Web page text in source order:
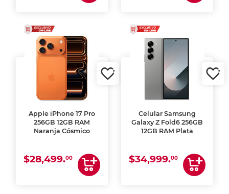
Apple iPhone 17 Pro
256GB 12GB RAM
Naranja Cósmico
$28,499.00
Celular Samsung
Galaxy Z Fold6 256GB
12GB RAM Plata
$34,999.00